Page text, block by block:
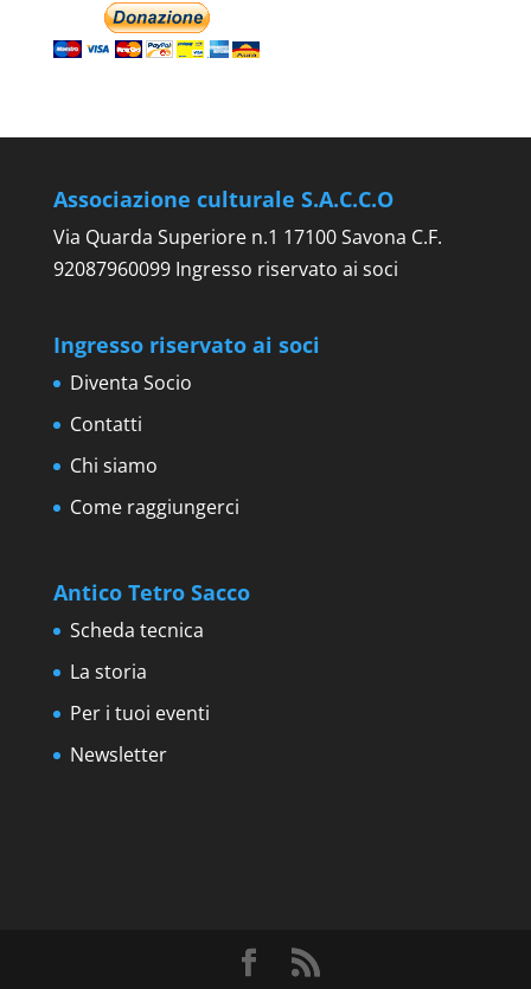
Associazione culturale S.A.C.C.O
Via Quarda Superiore n.1 17100 Savona C.F.
92087960099 Ingresso riservato ai soci
Ingresso riservato ai soci
Diventa Socio
Contatti
Chi siamo
Come raggiungerci
Antico Tetro Sacco
Scheda tecnica
La storia
Per i tuoi eventi
Newsletter